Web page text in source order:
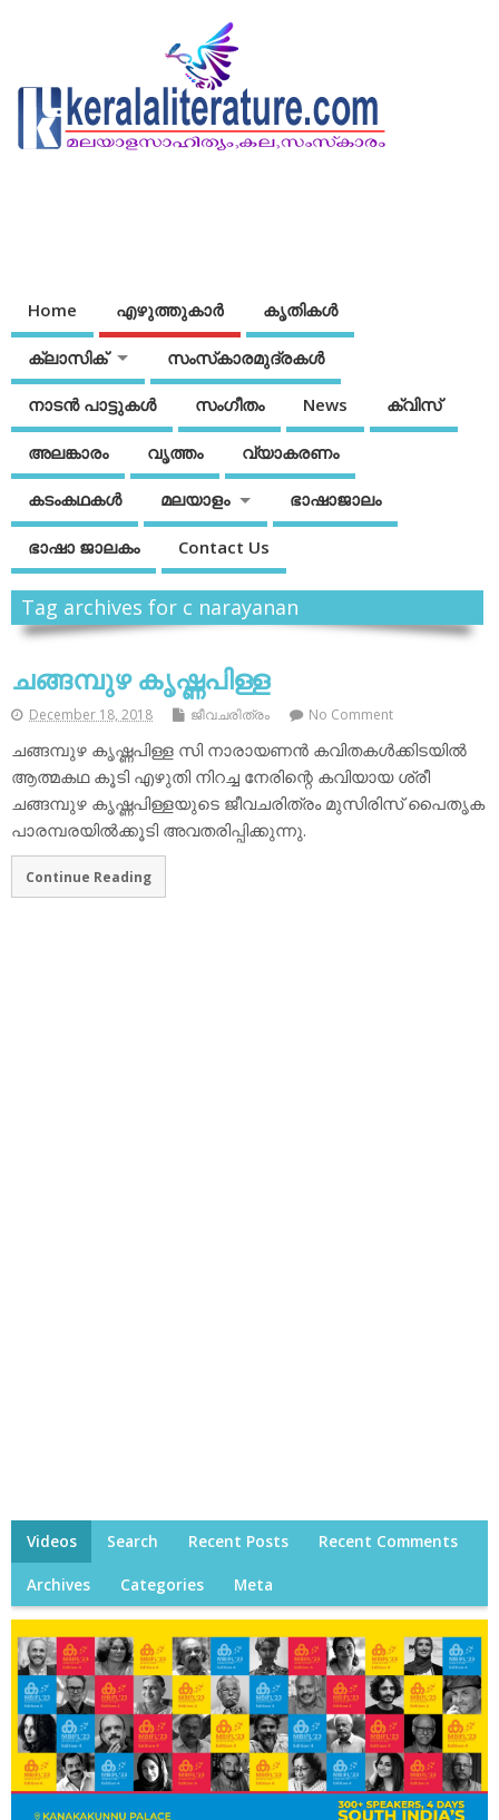
Home എഴുത്തുകാര്‍ കൃതികൾ
ക്ലാസിക് സംസ്‌കാരമുദ്രകള്‍
നാടന്‍ പാട്ടുകള്‍ സംഗീതം News ക്വിസ്
അലങ്കാരം വൃത്തം വ്യാകരണം
കടംകഥകള്‍ മലയാളം ഭാഷാജാലം
ഭാഷാ ജാലകം Contact Us
Tag archives for c narayanan
ചങ്ങമ്പുഴ കൃഷ്ണപിള്ള
December 18, 2018 ജീവചരിത്രം No Comment
ചങ്ങമ്പുഴ കൃഷ്ണപിള്ള സി നാരായണന്‍ കവിതകള്‍ക്കിടയില്‍
ആത്മകഥ കൂടി എഴുതി നിറച്ച നേരിന്റെ കവിയായ ശ്രീ
ചങ്ങമ്പുഴ കൃഷ്ണപിള്ളയുടെ ജീവചരിത്രം മുസിരിസ് പൈതൃക
പാരമ്പരയില്‍ക്കൂടി അവതരിപ്പിക്കുന്നു.
Continue Reading
Videos Search Recent Posts Recent Comments
Archives Categories Meta